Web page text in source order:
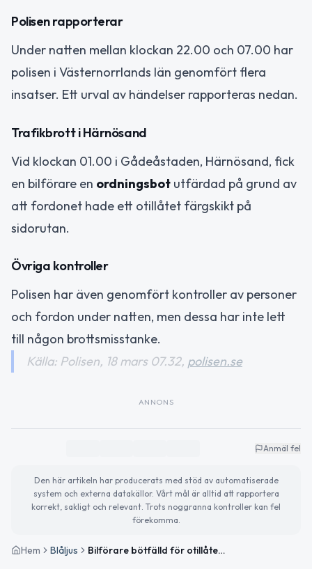
Polisen rapporterar
Under natten mellan klockan 22.00 och 07.00 har
polisen i Västernorrlands län genomfört flera
insatser. Ett urval av händelser rapporteras nedan.
Trafikbrott i Härnösand
Vid klockan 01.00 i Gådeåstaden, Härnösand, fick
en bilförare en ordningsbot utfärdad på grund av
att fordonet hade ett otillåtet färgskikt på
sidorutan.
Övriga kontroller
Polisen har även genomfört kontroller av personer
och fordon under natten, men dessa har inte lett
till någon brottsmisstanke.
Källa: Polisen, 18 mars 07.32, polisen.se
ANNONS
Anmäl fel
Den här artikeln har producerats med stöd av automatiserade
system och externa datakällor. Vårt mål är alltid att rapportera
korrekt, sakligt och relevant. Trots noggranna kontroller kan fel
förekomma.
Hem Blåljus Bilförare bötfälld för otillåtet färgskikt i Härnösand under natten